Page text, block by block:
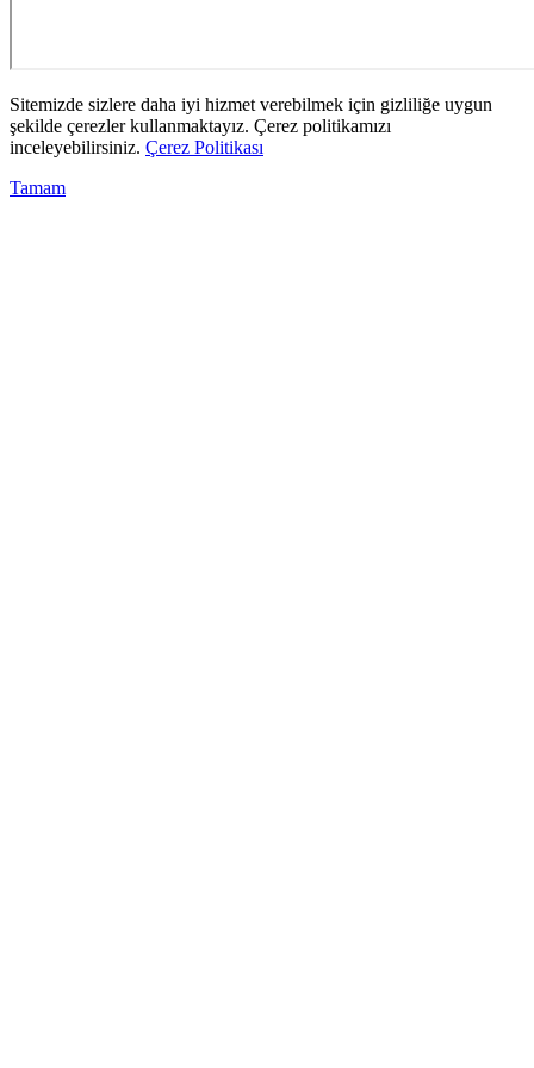
Sitemizde sizlere daha iyi hizmet verebilmek için gizliliğe uygun
şekilde çerezler kullanmaktayız. Çerez politikamızı
inceleyebilirsiniz. Çerez Politikası
Tamam